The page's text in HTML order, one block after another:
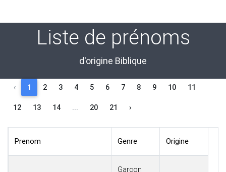
Liste de prénoms
d'origine Biblique
‹ 1 2 3 4 5 6 7 8 9 10 11
12 13 14 ... 20 21 ›
Prenom Genre Origine
Garçon